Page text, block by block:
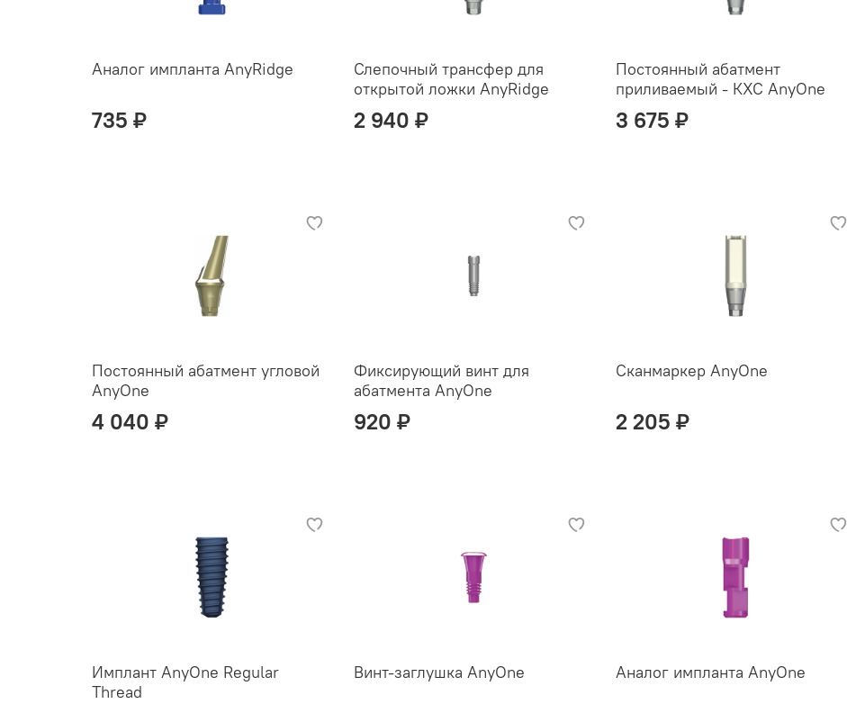
Аналог импланта AnyRidge
735 ₽
Слепочный трансфер для
открытой ложки AnyRidge
2 940 ₽
Постоянный абатмент
приливаемый - КХС AnyOne
3 675 ₽
Постоянный абатмент угловой
AnyOne
4 040 ₽
Фиксирующий винт для
абатмента AnyOne
920 ₽
Сканмаркер AnyOne
2 205 ₽
Имплант AnyOne Regular
Thread
Винт-заглушка AnyOne Аналог импланта AnyOne